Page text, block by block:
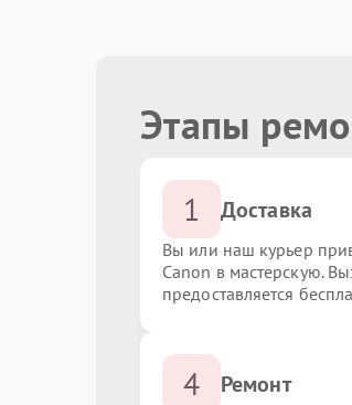
Этапы
1 Доставка
Вы или наш курьер
Canon в мастерскую.
предоставляется
4 Ремонт